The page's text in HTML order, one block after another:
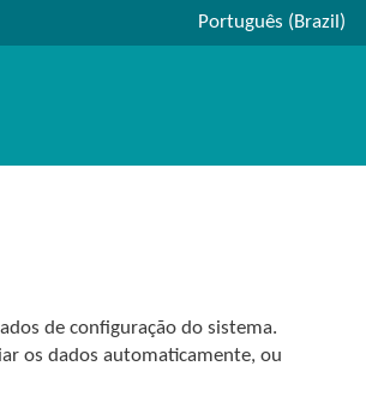
Português (Brazil)
de configuração do sistema.
os dados automaticamente, ou